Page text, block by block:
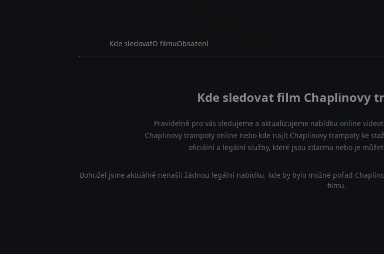
Kde sledovatO filmuObsazení
Kde sledovat film Chaplinovy
Pravidelně pro vás sledujeme a aktualizujeme nabídku online
Chaplinovy trampoty online nebo kde najít Chaplinovy trampoty ke
oficiální a legální služby, které jsou zdarma nebo je
Bohužel jsme aktuálně nenašli žádnou legální nabídku, kde by bylo možné pořad
filmu.